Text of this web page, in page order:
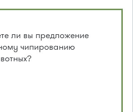
ли вы предложение
чипированию